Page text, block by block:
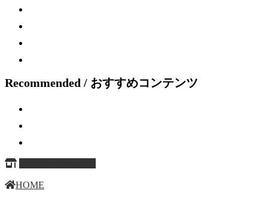
Recommended / おすすめコンテンツ
HOME